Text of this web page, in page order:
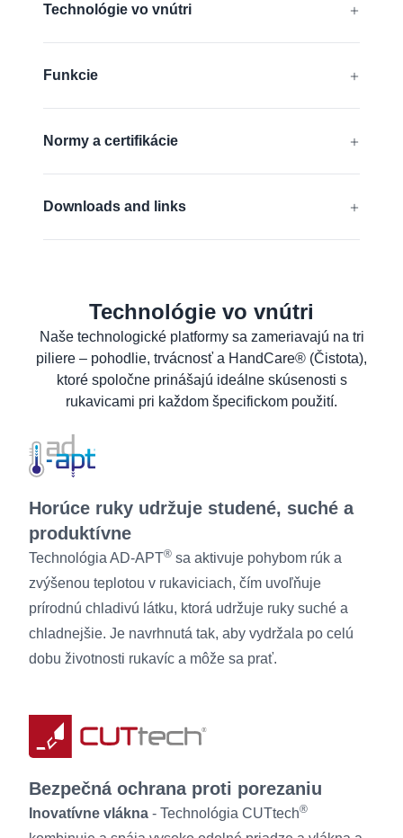
Technológie vo vnútri
DURAtech
Zistite viac
Funkcie
Bez silikónu
Normy a certifikácie
Zistite viac
Downloads and links
materiál
Produktový list
Informácie pre požívateľov
Technológie vo vnútri
Naše technologické platformy sa zameriavajú na tri
piliere – pohodlie, trvácnosť a HandCare® (Čistota),
ktoré spoločne prinášajú ideálne skúsenosti s
rukavicami pri každom špecifickom použití.
Horúce ruky udržuje studené, suché a
produktívne
Technológia AD-APT® sa aktivuje pohybom rúk a
zvýšenou teplotou v rukaviciach, čím uvoľňuje
prírodnú chladivú látku, ktorá udržuje ruky suché a
chladnejšie. Je navrhnutá tak, aby vydržala po celú
dobu životnosti rukavíc a môže sa prať.
Bezpečná ochrana proti porezaniu
Inovatívne vlákna - Technológia CUTtech®